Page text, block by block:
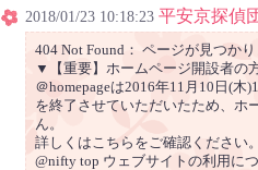
2018/01/23 10:18:23 平安京探偵
404 Not Found： ページが見つか
▼【重要】ホームページ開設者の
＠homepageは2016年11月10日(
を終了させていただいたため、ホ
ん。
詳しくはこちらをご確認ください。
@nifty top ウェブサイトの利用に